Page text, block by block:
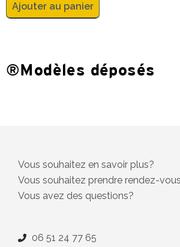
Ajouter au panier
®Modèles déposés
Vous souhaitez en savoir plus?
Vous souhaitez prendre rendez-
Vous avez des questions?
06 51 24 77 65